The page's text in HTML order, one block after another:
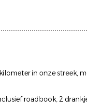
in onze streek,
roadbook, 2